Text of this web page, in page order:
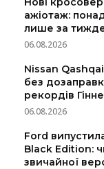
ажіотаж:
лише за
06.08.2026
Nissan
без
рекордів
06.08.2026
Ford
Black Edition:
звичайної